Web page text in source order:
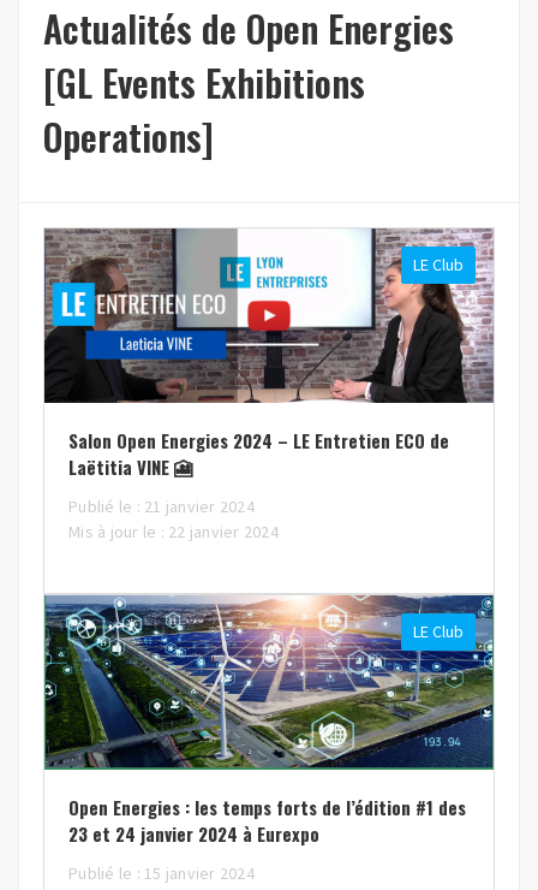
Actualités de Open Energies
[GL Events Exhibitions
Operations]
LE Club
Salon Open Energies 2024 – LE Entretien ECO de
Laëtitia VINE 🎦
Publié le : 21 janvier 2024
Mis à jour le : 22 janvier 2024
LE Club
Open Energies : les temps forts de l’édition #1 des
23 et 24 janvier 2024 à Eurexpo
Publié le : 15 janvier 2024